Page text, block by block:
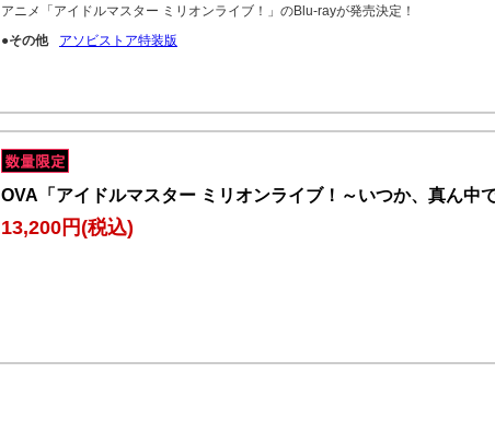
アニメ「アイドルマスター ミリオンライブ！」のBlu-rayが発売決定！
●その他
アソビストア特装版
OVA「アイドルマスター ミリオンライブ！～いつか、真ん中
13,200円(税込)